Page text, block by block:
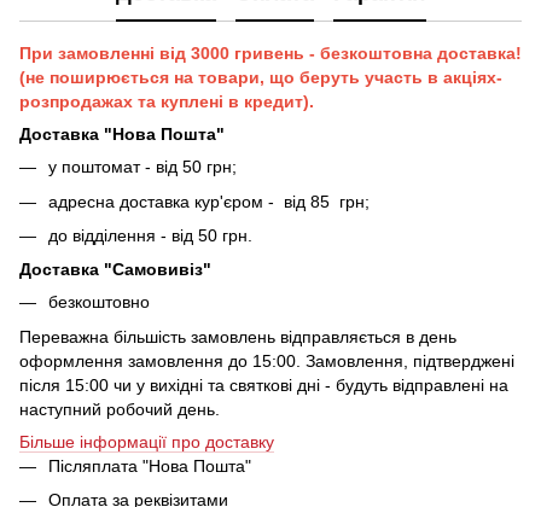
При замовленні від 3000 гривень - безкоштовна доставка!
(не поширюється на товари, що беруть участь в акціях-
розпродажах та куплені в кредит).
Доставка "Нова Пошта"
у поштомат - від 50 грн;
адресна доставка кур'єром - від 85 грн;
до відділення - від 50 грн.
Доставка "Самовивіз"
безкоштовно
Переважна більшість замовлень відправляється в день
оформлення замовлення до 15:00. Замовлення, підтверджені
після 15:00 чи у вихідні та святкові дні - будуть відправлені на
наступний робочий день.
Більше інформації про доставку
Післяплата "Нова Пошта"
Оплата за реквізитами